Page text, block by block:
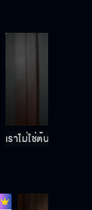
เราไม่ใช่ต้นเหตุ ที่ทำ